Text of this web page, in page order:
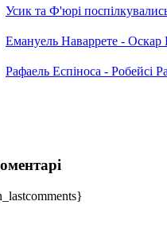
Усик та Ф'юрі
Емануель Наваррете -
Рафаель Еспіноса -